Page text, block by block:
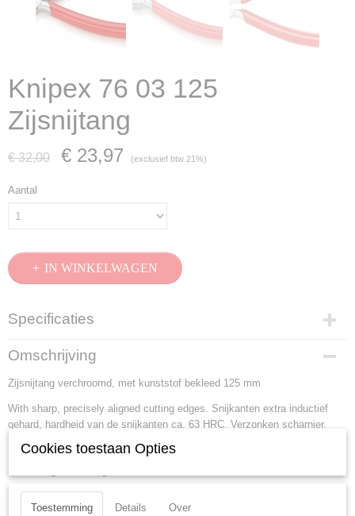
Knipex 76 03 125
Zijsnijtang
€ 32,00 € 23,97 (exclusief btw 21%)
Aantal
IN WINKELWAGEN
Specificaties
Productcode
76 03 125
EAN code
Productcode leverancier
Netto gewicht
0,09 Kg
Omschrijving
Zijsnijtang verchroomd, met kunststof bekleed 125 mm
With sharp, precisely aligned cutting edges. Snijkanten extra inductief
gehard, hardheid van de snijkanten ca. 63 HRC. Verzonken scharnier.
Lengte: 125 mm
Benen/handgrepen:
Kop afwerking:
verchroomd
Cookies toestaan Opties
Toestemming Details Over